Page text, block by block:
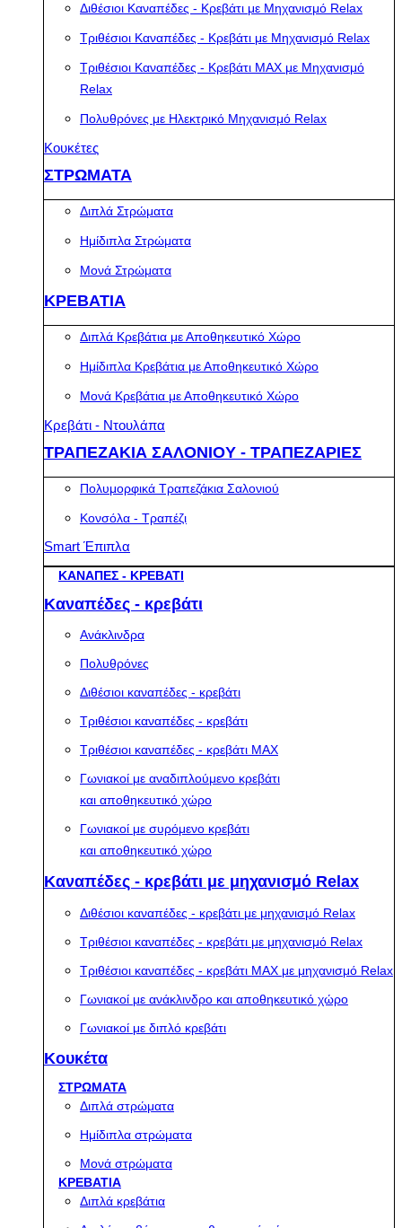
Διθέσιοι Καναπέδες - Κρεβάτι με Μηχανισμό Relax
Τριθέσιοι Καναπέδες - Κρεβάτι με Μηχανισμό Relax
Τριθέσιοι Καναπέδες - Κρεβάτι MAX με Μηχανισμό
Relax
Πολυθρόνες με Ηλεκτρικό Μηχανισμό Relax
Κουκέτες
ΣΤΡΩΜΑΤΑ
Διπλά Στρώματα
Ημίδιπλα Στρώματα
Μονά Στρώματα
ΚΡΕΒΑΤΙΑ
Διπλά Κρεβάτια με Αποθηκευτικό Χώρο
Ημίδιπλα Κρεβάτια με Αποθηκευτικό Χώρο
Μονά Κρεβάτια με Αποθηκευτικό Χώρο
Κρεβάτι - Ντουλάπα
ΤΡΑΠΕΖΑΚΙΑ ΣΑΛΟΝΙΟΥ - ΤΡΑΠΕΖΑΡΙΕΣ
Πολυμορφικά Τραπεζάκια Σαλονιού
Κονσόλα - Τραπέζι
Smart Έπιπλα
ΚΑΝΑΠΕΣ - ΚΡΕΒΑΤΙ
Καναπέδες - κρεβάτι
Ανάκλινδρα
Πολυθρόνες
Διθέσιοι καναπέδες - κρεβάτι
Τριθέσιοι καναπέδες - κρεβάτι
Τριθέσιοι καναπέδες - κρεβάτι MAX
Γωνιακοί με αναδιπλούμενο κρεβάτι
και αποθηκευτικό χώρο
Γωνιακοί με συρόμενο κρεβάτι
και αποθηκευτικό χώρο
Καναπέδες - κρεβάτι με μηχανισμό Relax
Διθέσιοι καναπέδες - κρεβάτι με μηχανισμό Relax
Τριθέσιοι καναπέδες - κρεβάτι με μηχανισμό Relax
Τριθέσιοι καναπέδες - κρεβάτι MAX με μηχανισμό Relax
Γωνιακοί με ανάκλινδρο και αποθηκευτικό χώρο
Γωνιακοί με διπλό κρεβάτι
Κουκέτα
ΣΤΡΩΜΑΤΑ
Διπλά στρώματα
Ημίδιπλα στρώματα
Μονά στρώματα
ΚΡΕΒΑΤΙΑ
Διπλά κρεβάτια